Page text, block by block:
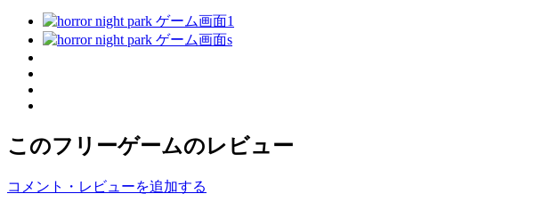
このフリーゲームのレビュー
コメント・レビューを追加する